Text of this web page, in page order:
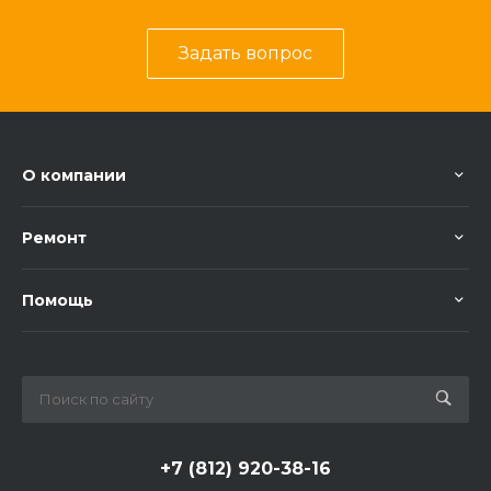
Задать вопрос
О компании
Ремонт
Помощь
+7 (812) 920-38-16